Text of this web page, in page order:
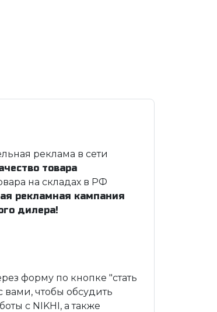
реклама в сети
товара
на складах в РФ
рекламная кампания
дилера!
форму по кнопке "стать
чтобы обсудить
с NIKHI, а также